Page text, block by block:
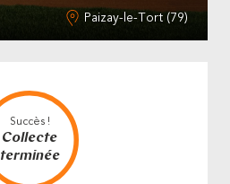
Paizay-le-Tort (79)
Succès !
Collecte
terminée